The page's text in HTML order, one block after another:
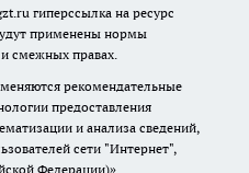
гиперссылка на ресурс
применены нормы
и смежных правах.
рекомендательные
предоставления
и анализа сведений,
сети "Интернет",
Федерации)».